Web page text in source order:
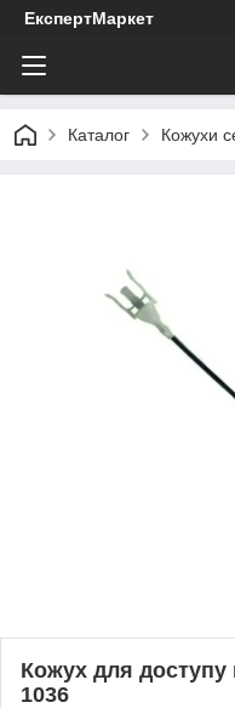
ЕкспертМаркет
Каталог Кожухи
Кожух для доступу
1036